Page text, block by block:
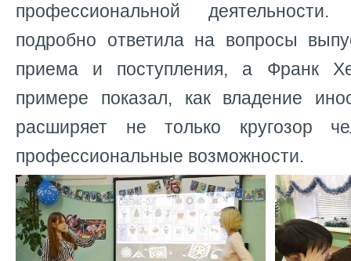
профессиональной
подробно ответила на вопросы
приема и поступления, а Франк
примере показал, как владение
расширяет не только кругозор
профессиональные возможности.